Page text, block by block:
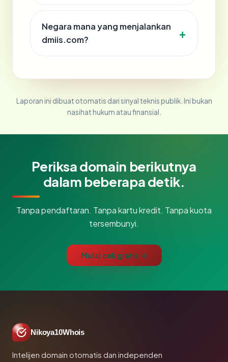
Negara mana yang menjalankan
dmiis.com?
Laporan ini dibuat otomatis dari sinyal teknis publik. Ini bukan
nasihat hukum atau finansial.
Periksa domain berikutnya
dalam beberapa detik.
Tanpa pendaftaran. Tanpa kartu kredit. Tanpa kuota
tersembunyi.
Mulai cek gratis →
Nikoya10Whois
Intelijen domain otomatis dan independen